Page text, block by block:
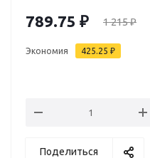
789.75 ₽ 1 215₽
Экономия 425.25 ₽
Поделиться